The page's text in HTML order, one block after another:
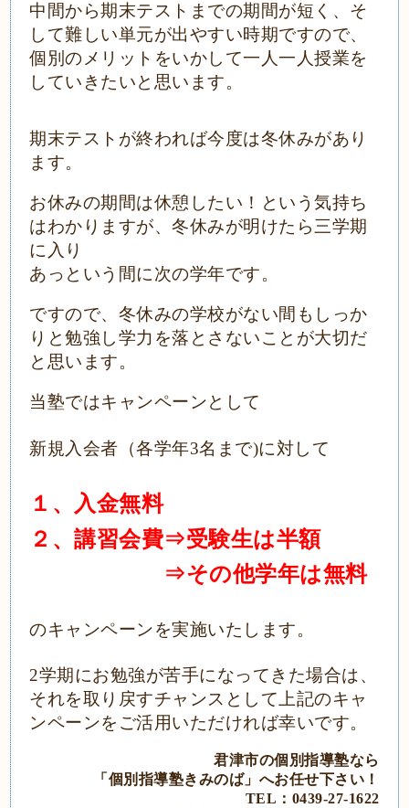
中間から期末テストまでの期間が短く、そ
して難しい単元が出やすい時期ですので、
個別のメリットをいかして一人一人授業を
していきたいと思います。
期末テストが終われば今度は冬休みがあり
ます。
お休みの期間は休憩したい！という気持ち
はわかりますが、冬休みが明けたら三学期
に入り
あっという間に次の学年です。
ですので、冬休みの学校がない間もしっか
りと勉強し学力を落とさないことが大切だ
と思います。
当塾ではキャンペーンとして
新規入会者（各学年3名まで)に対して
１、入金無料
２、講習会費⇒受験生は半額
⇒その他学年は無料
のキャンペーンを実施いたします。
2学期にお勉強が苦手になってきた場合は、
それを取り戻すチャンスとして上記のキャ
ンペーンをご活用いただければ幸いです。
君津市の個別指導塾なら
「個別指導塾きみのば」 へお任せ下さい！
TEL：0439‐27‐1622